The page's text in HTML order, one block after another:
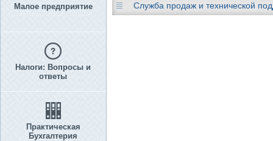
Малое предприятие
Налоги: Вопросы и
ответы
Практическая
Бухгалтерия
Служба продаж и технической